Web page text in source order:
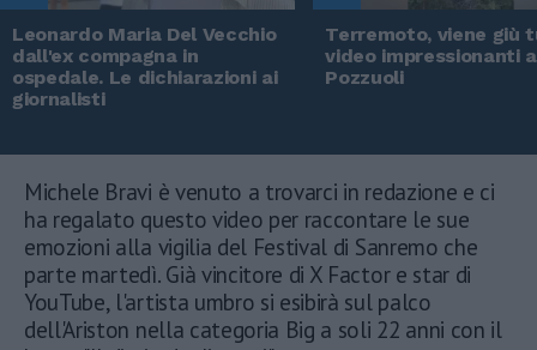
Leonardo Maria Del Vecchio
dall'ex compagna in
ospedale. Le dichiarazioni ai
giornalisti
Terremoto, viene giù
video impressionanti a
Pozzuoli
Michele Bravi è venuto a trovarci in redazione e ci
ha regalato questo video per raccontare le sue
emozioni alla vigilia del Festival di Sanremo che
parte martedì. Già vincitore di X Factor e star di
YouTube, l'artista umbro si esibirà sul palco
dell'Ariston nella categoria Big a soli 22 anni con il